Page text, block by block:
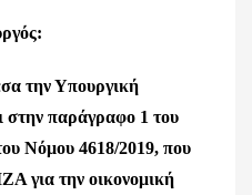
την Υπουργική
στην παράγραφο 1 του
Νόμου 4618/2019, που
για την οικονομική